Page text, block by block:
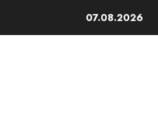
07.08.2026